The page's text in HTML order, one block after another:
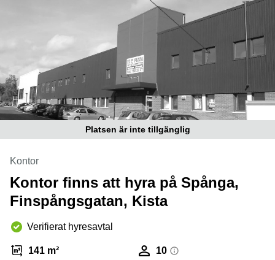
Platsen är inte tillgänglig
Kontor
Kontor finns att hyra på Spånga,
Finspångsgatan, Kista
Verifierat hyresavtal
141 m² 10